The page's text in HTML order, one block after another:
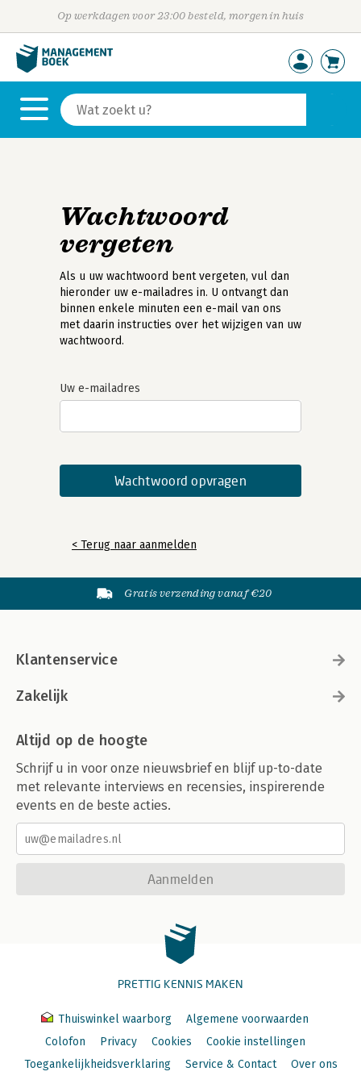
Op werkdagen voor 23:00 besteld, morgen in huis
Wachtwoord
vergeten
Als u uw wachtwoord bent vergeten, vul dan
hieronder uw e-mailadres in. U ontvangt dan
binnen enkele minuten een e-mail van ons
met daarin instructies over het wijzigen van uw
wachtwoord.
Uw e-mailadres
< Terug naar aanmelden
Gratis verzending vanaf €20
Klantenservice
Zakelijk
Altijd op de hoogte
Schrijf u in voor onze nieuwsbrief en blijf up-to-date
met relevante interviews en recensies, inspirerende
events en de beste acties.
Aanmelden
PRETTIG KENNIS MAKEN
Thuiswinkel waarborg
Algemene voorwaarden
Colofon
Privacy Cookies
Cookie instellingen
Toegankelijkheidsverklaring
Service & Contact Over ons